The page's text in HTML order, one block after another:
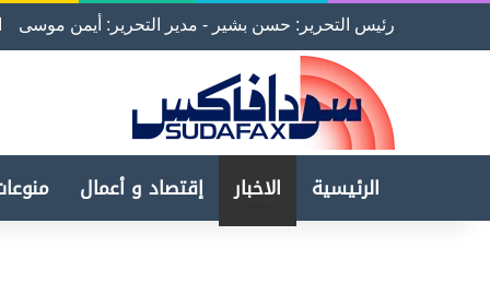
رئيس التحرير: حسن بشير - مدير التحرير: أيمن موسى
الرئيسية الاخبار إقتصاد و أعمال